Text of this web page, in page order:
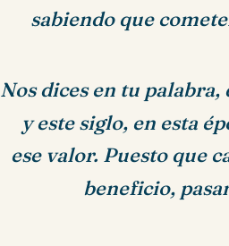
sabiendo que
Nos dices en tu
y este siglo, en esta
ese valor. Puesto que
beneficio,